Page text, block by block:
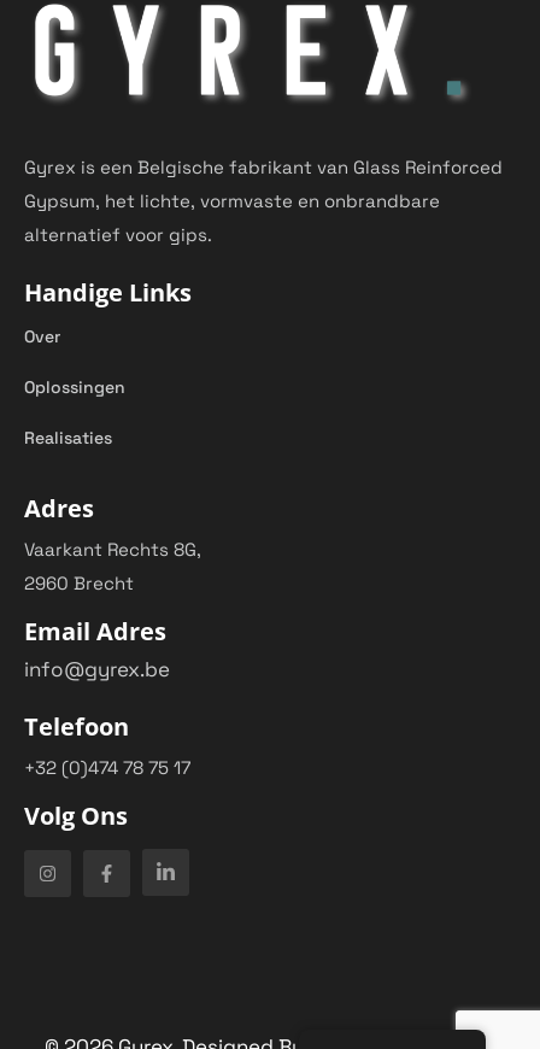
Gyrex is een Belgische fabrikant van Glass Reinforced
Gypsum, het lichte, vormvaste en onbrandbare
alternatief voor gips.
Handige Links
Over
Oplossingen
Realisaties
Adres
Vaarkant Rechts 8G,
2960 Brecht
Email Adres
info@gyrex.be
Telefoon
+32 (0)474 78 75 17
Volg Ons